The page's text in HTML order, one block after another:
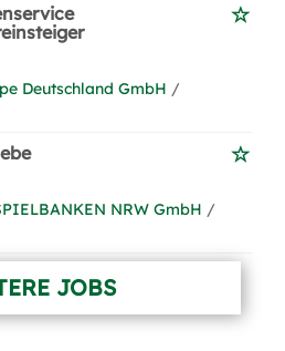
Deutschland GmbH /
NRW GmbH /
JOBS